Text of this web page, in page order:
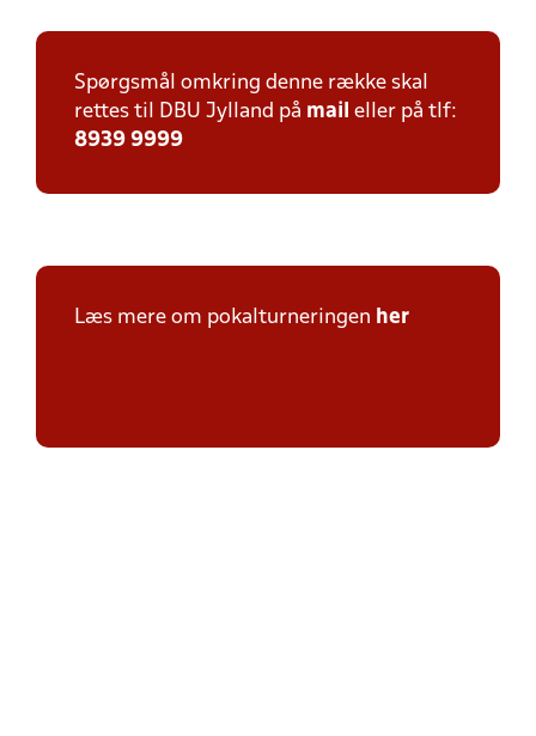
Spørgsmål omkring denne række skal
rettes til DBU Jylland på mail eller på tlf:
8939 9999
Læs mere om pokalturneringen her